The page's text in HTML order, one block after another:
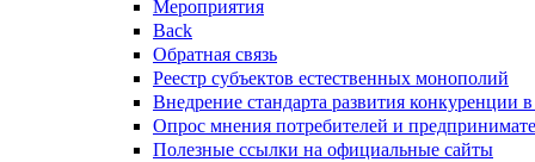
Мероприятия
Back
Обратная связь
Реестр субъектов естественных монополий
Внедрение стандарта развития конкуренции
Опрос мнения потребителей и
Полезные ссылки на официальные сайты